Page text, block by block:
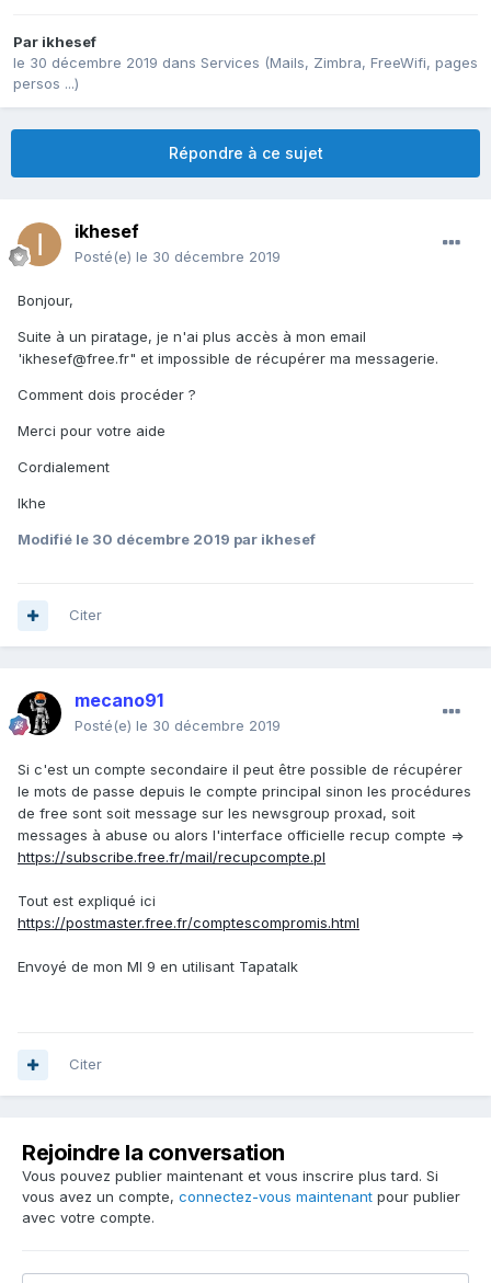
Par ikhesef
le 30 décembre 2019 dans Services (Mails, Zimbra, FreeWifi, pages
persos ...)
Répondre à ce sujet
ikhesef
Posté(e) le 30 décembre 2019
Bonjour,
Suite à un piratage, je n'ai plus accès à mon email
'ikhesef@free.fr" et impossible de récupérer ma messagerie.
Comment dois procéder ?
Merci pour votre aide
Cordialement
Ikhe
Modifié le 30 décembre 2019 par ikhesef
Citer
mecano91
Posté(e) le 30 décembre 2019
Si c'est un compte secondaire il peut être possible de récupérer
le mots de passe depuis le compte principal sinon les procédures
de free sont soit message sur les newsgroup proxad, soit
messages à abuse ou alors l'interface officielle recup compte =>
https://subscribe.free.fr/mail/recupcompte.pl
Tout est expliqué ici
https://postmaster.free.fr/comptescompromis.html
Envoyé de mon MI 9 en utilisant Tapatalk
Citer
Rejoindre la conversation
Vous pouvez publier maintenant et vous inscrire plus tard. Si
vous avez un compte, connectez-vous maintenant pour publier
avec votre compte.